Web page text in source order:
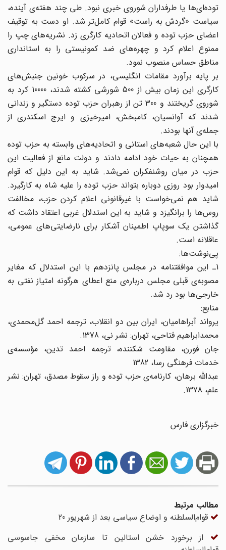
توده‌ای‌ها یا طرفداران شوروی خبری نبود. طی چند هفته‌ی آینده،
سیاست «گردش به راست» قوام کامل‌تر شد. او دست به توقیف
اعضای حزب توده و فعالان اتحادیه کارگری زد. نشریه‌های چپ را
ممنوع‌ اعلام کرد و چهره‌های ضد کمونیستی را به استانداری
مناطق حساس منصوب نمود.
بر پایه برآورد مقامات انگلیسی، در سرکوب خونین جنبش‌های
کارگری این زمان بیش از 500 شورشی کشته شدند، 10000 کرد به
شوروی گریختند و 300 تن از رهبران حزب توده دستگیر و زندانی
شدند که آوانسیان، کامبخش، امیرخیزی و ایرج اسکندری از
جمله‌ی آنها بودند.
با این حال شعبه‌های استانی و اتحادیه‌های وابسته به حزب توده
همچنان به حیات خود ادامه دادند و دولت مانع از فعالیت این
حزب در میان روشنفکران نمی‌شد. شاید به این دلیل که قوام
امیدوار بود روزی دوباره بتواند حزب توده را علیه شاه به کارگیرد.
شاید هم نمی‌خواست با غیرقانونی اعلام کردن حزب، مخالفت
روس‌ها را برانگیزد و شاید به این استدلال غربی اعتقاد داشت که
گذاشتن یک سوپاپ اطمینان آشکار برای نارضایتی‌های عمومی،
عاقلانه است.
پی‌نوشت‌ها:
1ـ این موافقتنامه در مجلس پانزدهم با این استدلال که مغایر
مصوبه‌‌ی قبلی مجلس درباره‌ی منع اعطای هرگونه امتیاز نفتی به
خارجی‌ها بود رد شد.
منابع:
یرواند آبراهامیان، ایران بین دو انقلاب، ترجمه احمد گل‌محمدی،
محمد‌ابراهیم فتاحی، تهران: نشر نی، 1378.
جان فورن، مقاومت شکننده، ترجمه احمد تدین، مؤسسه‌ی
خدمات فرهنگی رسا، 1382
عبدالله برهان، کارنامه‌ی حزب توده و راز سقوط مصدق، تهران: نشر
علم، 1378.
خبرگزاری فارس
مطالب مرتبط
قوام‌السلطنه و اوضاع سیاسی بعد از شهریور 20
از برخورد خشن استالین تا سازمان مخفی جاسوسی